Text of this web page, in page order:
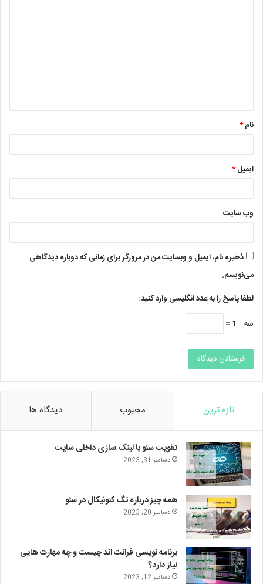
*
نام*
ایمیل*
وب‌ سایت
ذخیره نام، ایمیل و وبسایت من در مرورگر برای زمانی که دوباره دیدگاهی
می‌نویسم.
لطفا پاسخ را به عدد انگلیسی وارد کنید:
سه − 1 =
تازه ترین محبوب دیدگاه ها
تقویت سئو با لینک سازی داخلی سایت
دسامبر 31, 2023
همه چیز درباره تگ کنونیکال در سئو
دسامبر 20, 2023
برنامه نویسی فرانت اند چیست و چه مهارت هایی
نیاز دارد؟
دسامبر 12, 2023